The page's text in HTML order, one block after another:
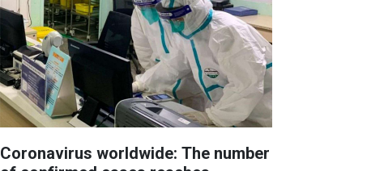
Coronavirus worldwide: The number